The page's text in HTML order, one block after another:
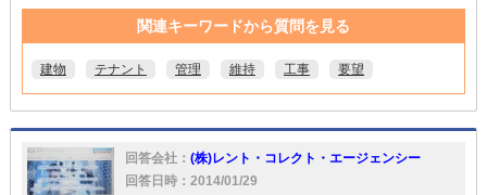
関連キーワードから質問を見る
建物 テナント 管理 維持 工事 要望
回答会社： (株)レント・コレクト・エージェンシー
回答日時：2014/01/29